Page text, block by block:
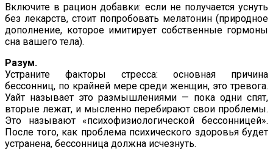
Включите в рацион добавки: если не получается уснуть
без лекарств, стоит попробовать мелатонин (природное
дополнение, которое имитирует собственные гормоны
сна вашего тела).
Разум.
Устраните факторы стресса: основная причина
бессонниц, по крайней мере среди женщин, это тревога.
Уайт называет это размышлениями — пока одни спят,
вторые лежат, и мысленно перебирают свои проблемы.
Это называют «психофизиологической бессонницей».
После того, как проблема психического здоровья будет
устранена, бессонница должна исчезнуть.